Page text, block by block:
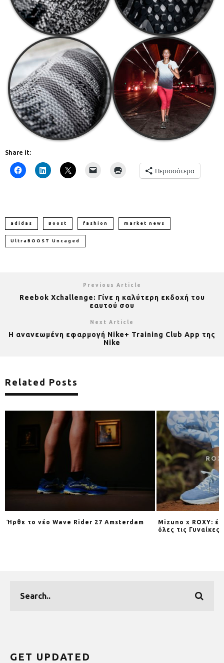
Share it:
Περισσότερα
adidas Boost fashion market news
UltraBOOST Uncaged
Previous Article
Reebok Xchallenge: Γίνε η καλύτερη εκδοχή του
εαυτού σου
Next Article
Η ανανεωμένη εφαρμογή Nike+ Training Club App της
Nike
Related Posts
Ήρθε το νέο Wave Rider 27 Amsterdam
Mizuno x ROXY:
όλες τις Γυναίκες
GET UPDATED